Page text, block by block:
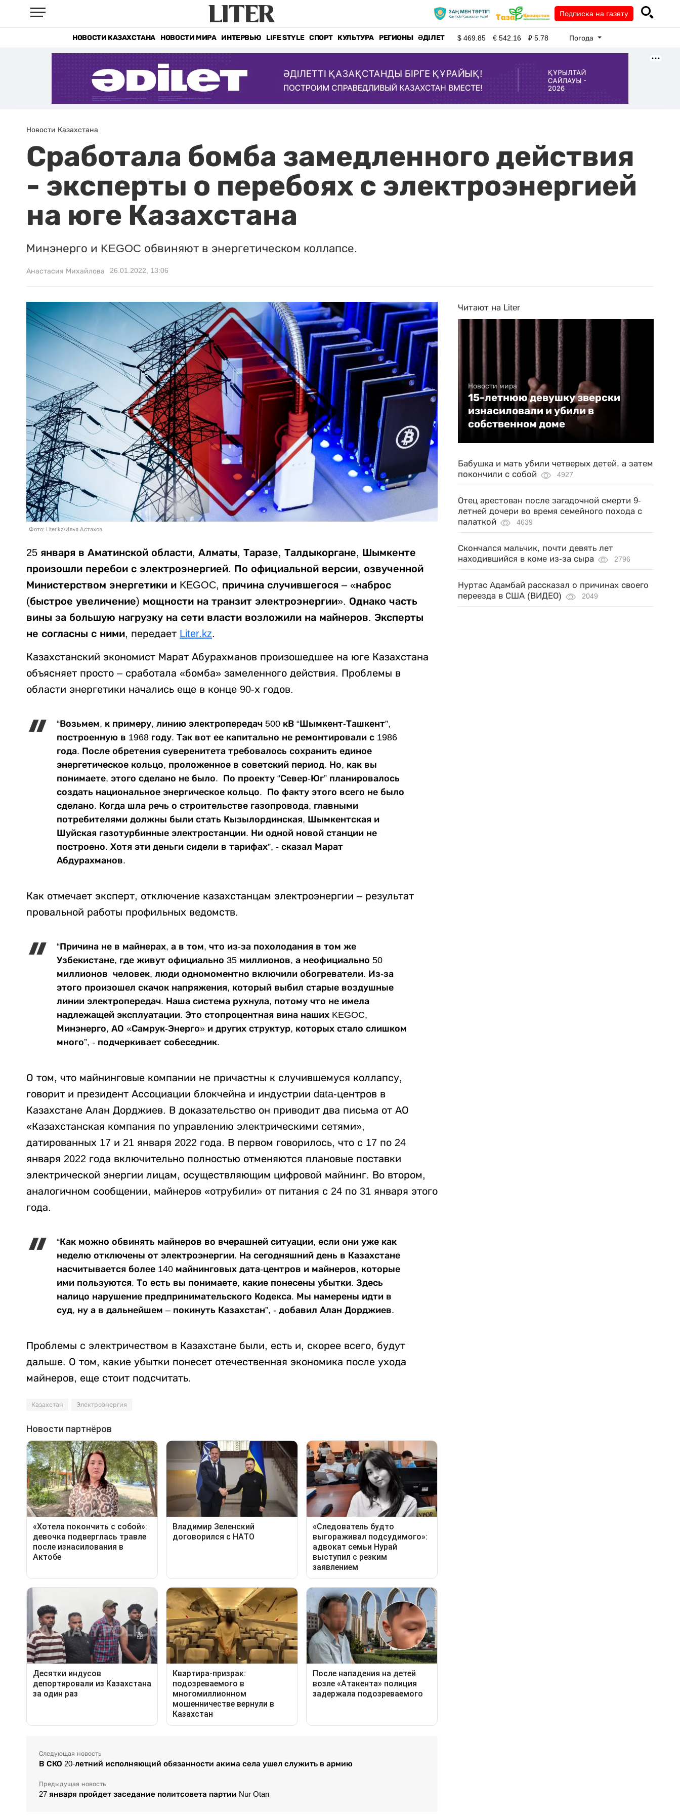
Подписка на газету
НОВОСТИ КАЗАХСТАНА НОВОСТИ МИРА ИНТЕРВЬЮ LIFE STYLE СПОРТ КУЛЬТУРА РЕГИОНЫ ӘДІЛЕТ $469.85 €542.16 ₽5.78 Погода
Новости Казахстана
Сработала бомба замедленного действия
- эксперты о перебоях с электроэнергией
на юге Казахстана
Минэнерго и KEGOC обвиняют в энергетическом коллапсе.
Анастасия Михайлова 26.01.2022, 13:06
Фото: Liter.kz/Илья Астахов
25 января в Аматинской области, Алматы, Таразе, Талдыкоргане, Шымкенте
произошли перебои с электроэнергией. По официальной версии, озвученной
Министерством энергетики и KEGOC, причина случившегося – «наброс
(быстрое увеличение) мощности на транзит электроэнергии». Однако часть
вины за большую нагрузку на сети власти возложили на майнеров. Эксперты
не согласны с ними, передает Liter.kz.
Казахстанский экономист Марат Абурахманов произошедшее на юге Казахстана
объясняет просто – сработала «бомба» замеленного действия. Проблемы в
области энергетики начались еще в конце 90-х годов.
“Возьмем, к примеру, линию электропередач 500 кВ “Шымкент-Ташкент”,
построенную в 1968 году. Так вот ее капитально не ремонтировали с 1986
года. После обретения суверенитета требовалось сохранить единое
энергетическое кольцо, проложенное в советский период. Но, как вы
понимаете, этого сделано не было. По проекту “Север-Юг” планировалось
создать национальное энергическое кольцо. По факту этого всего не было
сделано. Когда шла речь о строительстве газопровода, главными
потребителями должны были стать Кызылординская, Шымкентская и
Шуйская газотурбинные электростанции. Ни одной новой станции не
построено. Хотя эти деньги сидели в тарифах”, - сказал Марат
Абдурахманов.
Как отмечает эксперт, отключение казахстанцам электроэнергии – результат
провальной работы профильных ведомств.
“Причина не в майнерах, а в том, что из-за похолодания в том же
Узбекистане, где живут официально 35 миллионов, а неофициально 50
миллионов человек, люди одномоментно включили обогреватели. Из-за
этого произошел скачок напряжения, который выбил старые воздушные
линии электропередач. Наша система рухнула, потому что не имела
надлежащей эксплуатации. Это стопроцентная вина наших KEGOC,
Минэнерго, АО «Самрук-Энерго» и других структур, которых стало слишком
много”, - подчеркивает собеседник.
О том, что майнинговые компании не причастны к случившемуся коллапсу,
говорит и президент Ассоциации блокчейна и индустрии data-центров в
Казахстане Алан Дорджиев. В доказательство он приводит два письма от АО
«Казахстанская компания по управлению электрическими сетями»,
датированных 17 и 21 января 2022 года. В первом говорилось, что с 17 по 24
января 2022 года включительно полностью отменяются плановые поставки
электрической энергии лицам, осуществляющим цифровой майнинг. Во втором,
аналогичном сообщении, майнеров «отрубили» от питания с 24 по 31 января этого
года.
“Как можно обвинять майнеров во вчерашней ситуации, если они уже как
неделю отключены от электроэнергии. На сегодняшний день в Казахстане
насчитывается более 140 майнинговых дата-центров и майнеров, которые
ими пользуются. То есть вы понимаете, какие понесены убытки. Здесь
налицо нарушение предпринимательского Кодекса. Мы намерены идти в
суд, ну а в дальнейшем – покинуть Казахстан”, - добавил Алан Дорджиев.
Проблемы с электричеством в Казахстане были, есть и, скорее всего, будут
дальше. О том, какие убытки понесет отечественная экономика после ухода
майнеров, еще стоит подсчитать.
Казахстан Электроэнергия
Следующая новость
В СКО 20-летний исполняющий обязанности акима села ушел служить в армию
Предыдущая новость
27 января пройдет заседание политсовета партии Nur Otan
Читают на Liter
Новости мира
15-летнюю девушку зверски
изнасиловали и убили в
собственном доме
Бабушка и мать убили четверых детей, а затем
покончили с собой
4927
Отец арестован после загадочной смерти 9-
летней дочери во время семейного похода с
палаткой
4639
Скончался мальчик, почти девять лет
находившийся в коме из-за сыра
2796
Нуртас Адамбай рассказал о причинах своего
переезда в США (ВИДЕО)
2049